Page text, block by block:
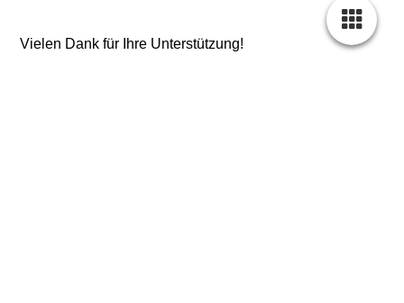
Vielen Dank für Ihre Unterstützung!